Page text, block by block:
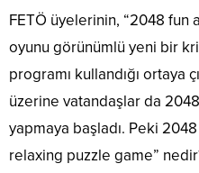
FETÖ üyelerinin, “2048 fun
oyunu görünümlü yeni bir
programı kullandığı ortaya
üzerine vatandaşlar da
yapmaya başladı. Peki
relaxing puzzle game”